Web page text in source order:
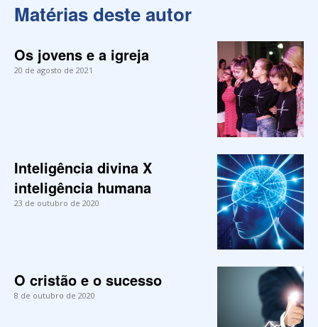
Matérias deste autor
Os jovens e a igreja
20 de agosto de 2021
Inteligência divina X
inteligência humana
23 de outubro de 2020
O cristão e o sucesso
8 de outubro de 2020